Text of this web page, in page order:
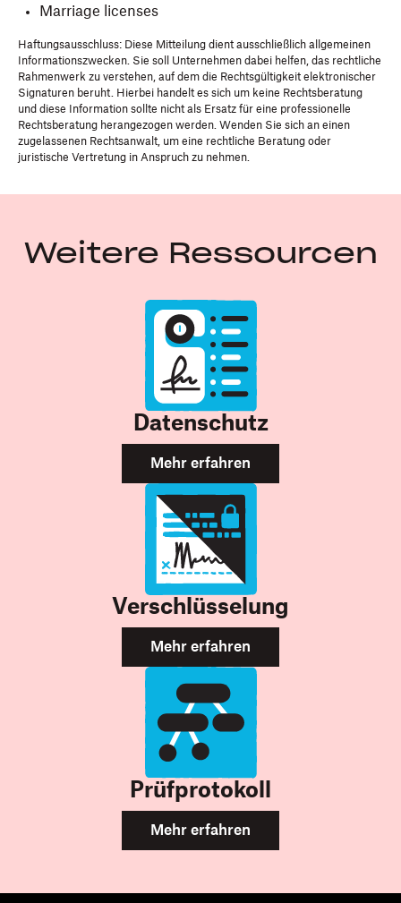
Marriage licenses
Haftungsausschluss: Diese Mitteilung dient ausschließlich allgemeinen
Informationszwecken. Sie soll Unternehmen dabei helfen, das rechtliche
Rahmenwerk zu verstehen, auf dem die Rechtsgültigkeit elektronischer
Signaturen beruht. Hierbei handelt es sich um keine Rechtsberatung
und diese Information sollte nicht als Ersatz für eine professionelle
Rechtsberatung herangezogen werden. Wenden Sie sich an einen
zugelassenen Rechtsanwalt, um eine rechtliche Beratung oder
juristische Vertretung in Anspruch zu nehmen.
Weitere Ressourcen
Datenschutz
Mehr erfahren
Verschlüsselung
Mehr erfahren
Prüfprotokoll
Mehr erfahren